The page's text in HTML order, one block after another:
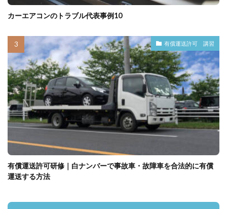
カーエアコンのトラブル代表事例10
有償運送許可 講習
有償運送許可研修｜白ナンバーで事故車・故障車を合法的に有償
運送する方法